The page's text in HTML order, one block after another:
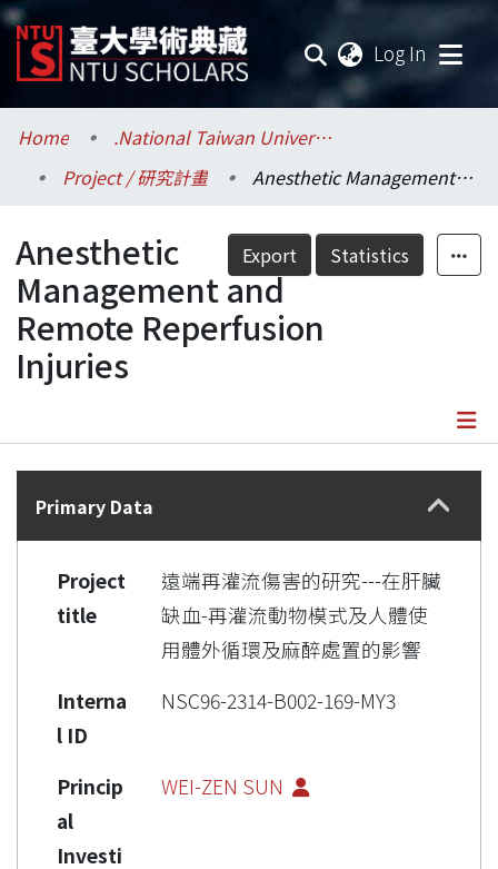
Log In
Communities & Collections
Research Outputs
Fundings & Projects
Researchers
Organizations
Home
.National Taiwan University / 國立臺灣大學
Project / 研究計畫
Anesthetic Management and Remote Reperfusion Injuries
Export Statistics
Anesthetic
Management and
Remote Reperfusion
Injuries
Details
Primary Data
Project
title
遠端再灌流傷害的研究---在肝臟
缺血-再灌流動物模式及人體使
用體外循環及麻醉處置的影響
Interna
l ID
NSC96-2314-B002-169-MY3
Princip
al
Investi
WEI-ZEN SUN